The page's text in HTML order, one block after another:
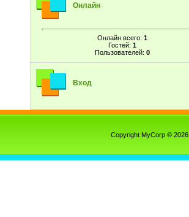
Онлайн
Онлайн всего: 1
Гостей: 1
Пользователей: 0
Вход
Copyright MyCorp © 2026